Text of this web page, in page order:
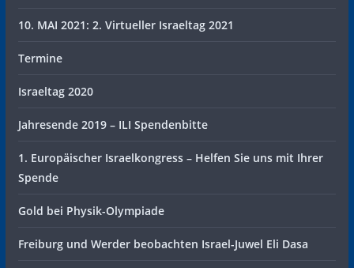
10. MAI 2021: 2. Virtueller Israeltag 2021
Termine
Israeltag 2020
Jahresende 2019 – ILI Spendenbitte
1. Europäischer Israelkongress – Helfen Sie uns mit Ihrer
Spende
Gold bei Physik-Olympiade
Freiburg und Werder beobachten Israel-Juwel Eli Dasa